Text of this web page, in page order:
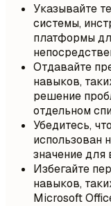
Указывайте
системы,
платформы
Отдавайте
навыков,
решение
отдельном
Убедитесь,
использован
значение
Избегайте
навыков,
Microsoft